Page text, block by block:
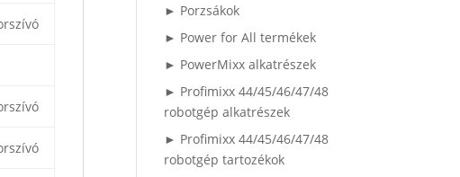
► Porzsákok
► Power for All termékek
► PowerMixx alkatrészek
► Profimixx 44/45/46/47/48
robotgép alkatrészek
► Profimixx 44/45/46/47/48
robotgép tartozékok